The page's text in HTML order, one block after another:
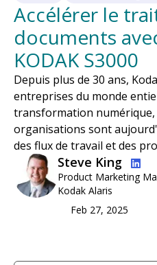
Accélérer le
documents
KODAK S3000
Depuis plus de 30 ans,
entreprises du monde
transformation
organisations sont
des flux de travail et des
Image
Steve King
Product Marketing
Kodak Alaris
Feb 27, 2025